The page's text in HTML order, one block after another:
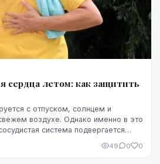
сердца летом: как защитить
с отпуском, солнцем и
воздухе. Однако именно в это
система подвергается
49 0 0